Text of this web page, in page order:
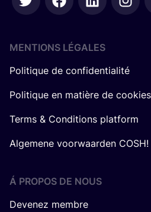
MENTIONS LÉGALES
Politique de confidentialité
Politique en matière de cookies
Terms & Conditions platform
Algemene voorwaarden
Á PROPOS DE NOUS
Devenez membre